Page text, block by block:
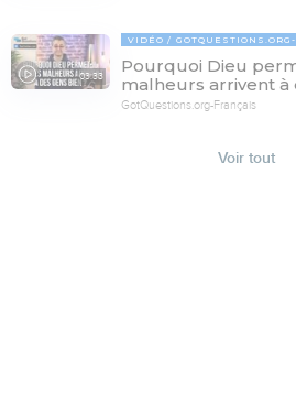
03:33
VIDÉO
Pourquoi Dieu
malheurs arrivent à
GotQuestions.org-Français
Voir tout